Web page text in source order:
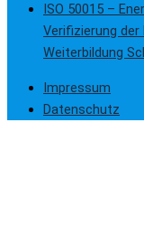
ISO 50015 –
Verifizierung der
Weiterbildung
Impressum
Datenschutz